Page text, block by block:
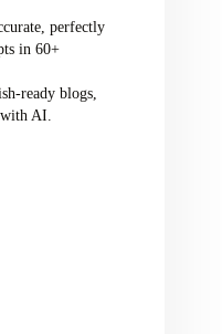
perfectly
in 60+
ready blogs,
with AI.